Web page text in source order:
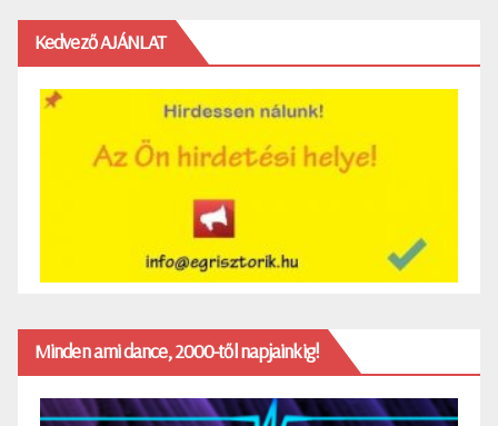
Kedvező AJÁNLAT
Minden ami dance, 2000-től napjainkig!